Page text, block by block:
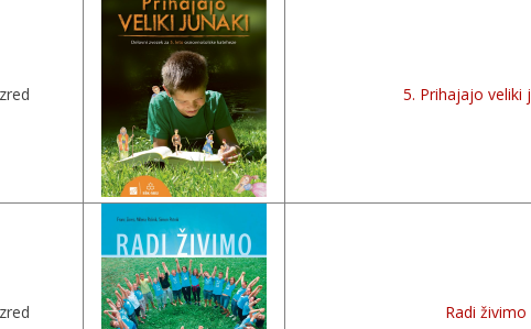
5. Prihajajo veliki
Radi živimo